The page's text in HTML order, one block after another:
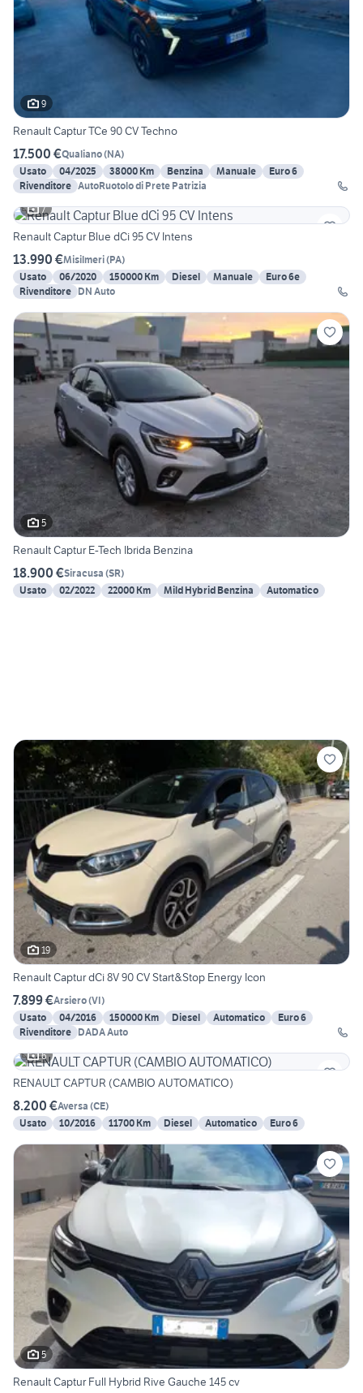
9
Renault Captur TCe 90 CV Techno
17.500 €Qualiano(NA)
Usato
04/2025 38000 Km Benzina Manuale
Euro 6
Rivenditore AutoRuotolo di Prete Patrizia
7
Renault Captur Blue dCi 95 CV Intens
13.990 €Misilmeri(PA)
Usato
06/2020 150000 Km Diesel Manuale
Euro 6e
Rivenditore DN Auto
5
Renault Captur E-Tech Ibrida Benzina
18.900 €Siracusa (SR)
Usato
02/2022 22000 Km Mild Hybrid Benzina Automatico
19
Renault Captur dCi 8V 90 CV Start&Stop Energy Icon
7.899 €Arsiero(VI)
Usato
04/2016 150000 Km Diesel Automatico
Euro 6
Rivenditore DADA Auto
6
RENAULT CAPTUR (CAMBIO AUTOMATICO)
8.200 €Aversa (CE)
Usato
10/2016 11700 Km Diesel Automatico Euro 6
5
Renault Captur Full Hybrid Rive Gauche 145 cv